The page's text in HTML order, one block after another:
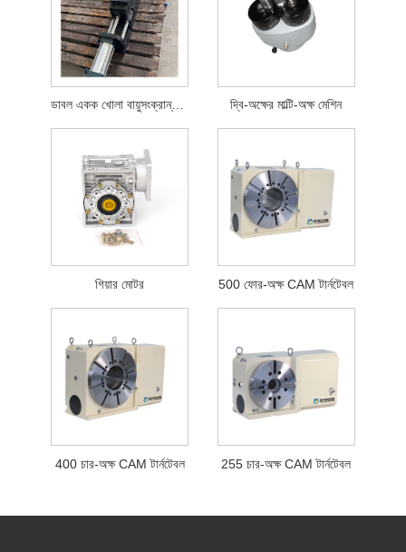
ডাবল একক খোলা বায়ুসংক্রান্ত ফ্ল্যাট ভাইস দ্বি-অক্ষের মাল্টি-অক্ষ মেশিন
গিয়ার মোটর 500 ফোর-অক্ষ CAM টার্নটেবল
400 চার-অক্ষ CAM টার্নটেবল 255 চার-অক্ষ CAM টার্নটেবল